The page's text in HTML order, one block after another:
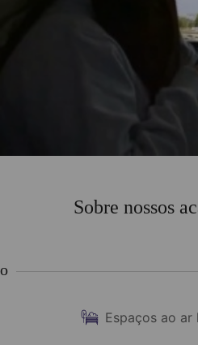
Sobre nossos
Espaços ao ar